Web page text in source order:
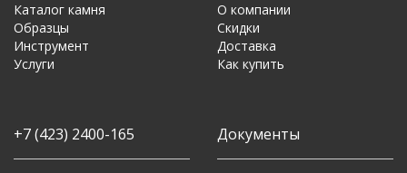
Каталог камня
Образцы
Инструмент
Услуги
О компании
Скидки
Доставка
Как купить
+7 (423) 2400-165 Документы